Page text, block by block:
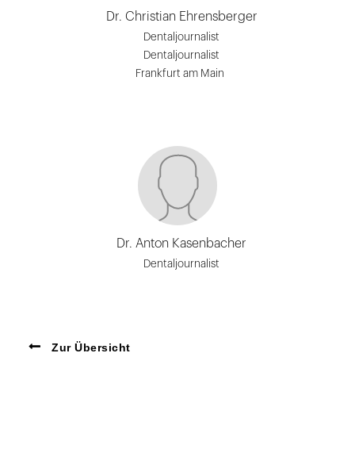
Dr. Christian Ehrensberger
Dentaljournalist
Dentaljournalist
Frankfurt am Main
Dr. Anton Kasenbacher
Dentaljournalist
Zur Übersicht